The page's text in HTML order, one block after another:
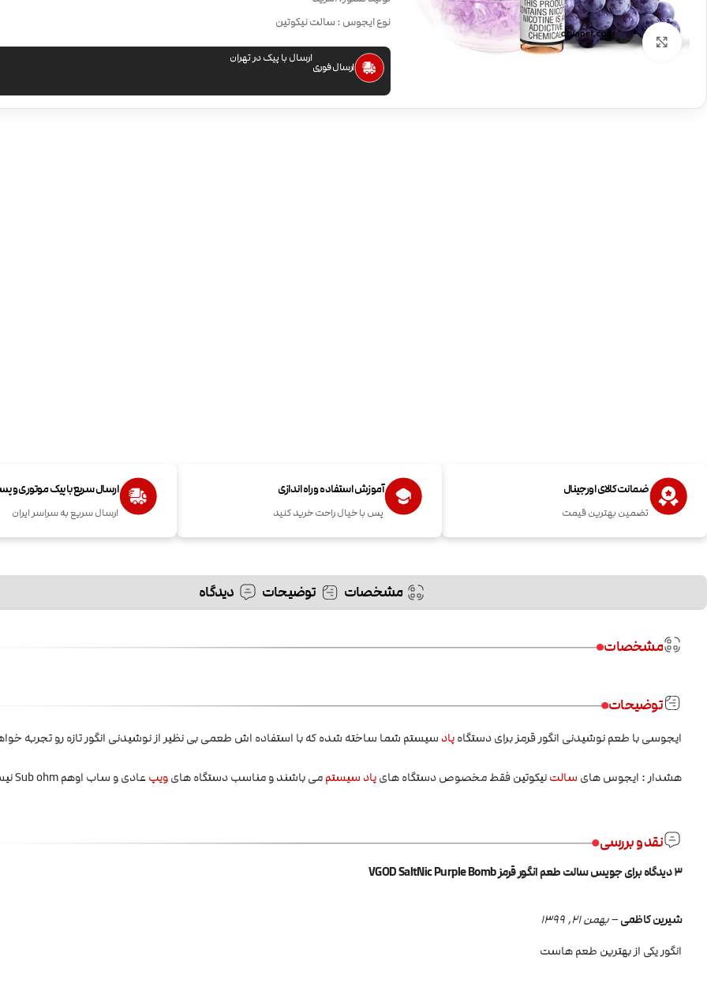
بزرگنمایی تصویر
نوع ایجوس : سالت نیکوتین
ارسال فوری
ارسال با پیک در تهران
ضمانت کالای اورجینال
تضمین بهترین قیمت
آموزش استفاده و راه اندازی
پس با خیال راحت خرید کنید
ارسال سریع با پیک موتوری و
ارسال سریع به سراسر ایران
مشخصات توضیحات دیدگاه
مشخصات
توضیحات
ایجوسی با طعم نوشیدنی انگور قرمز برای دستگاهپاد سیستم شما ساخته شده که با استفاده اش طعمی بی نظیر از نوشیدنی انگور تازه رو تجربه
هشدار : ایجوس های سالتنیکوتین فقط مخصوص دستگاه هایپاد سیستممی باشند و مناسب دستگاه هایویپعادی و ساب اوهم Sub ohm نیست
نقد و بررسی
3 دیدگاه برای جویس سالت طعم انگور قرمز VGOD SaltNic Purple Bomb
شیرین کاظمی– بهمن 21, 1399
انگور یکی از بهترین طعم هاست